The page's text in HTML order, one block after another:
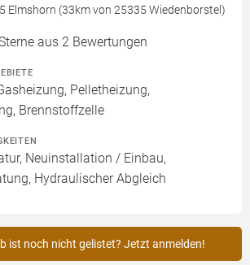
Elmshorn (33km von 25335 Wiedenborstel)
aus 2 Bewertungen
Pelletheizung,
Brennstoffzelle
Neuinstallation / Einbau,
Hydraulischer Abgleich
ist noch nicht gelistet? Jetzt anmelden!